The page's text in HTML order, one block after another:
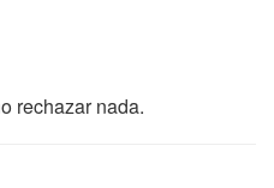
rechazar nada.